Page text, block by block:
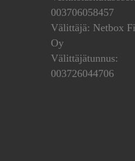
003706058457
Välittäjä: Netbox
Oy
Välittäjätunnus:
003726044706